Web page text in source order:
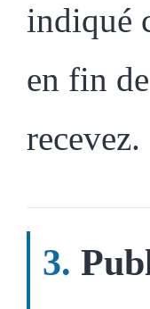
indiqué
en fin
recevez.